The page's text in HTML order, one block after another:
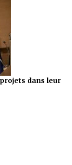
dans leur